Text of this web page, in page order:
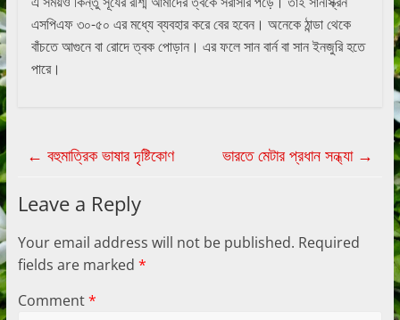
এসপিএফ ৩০-৫০ এর মধ্যে ব্যবহার করে বের হবেন। অনেকে ঠান্ডা থেকে
বাঁচতে আগুনে বা রোদে ত্বক পোড়ান। এর ফলে সান বার্ন বা সান ইনজুরি হতে
পারে।
← বহুমাত্রিক ভাষার দৃষ্টিকোণ ভারতে মেটার প্রধান সন্ধ্যা →
Leave a Reply
Your email address will not be published. Required
fields are marked *
Comment*